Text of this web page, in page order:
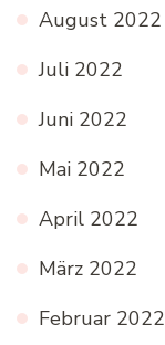
August 2022
Juli 2022
Juni 2022
Mai 2022
April 2022
März 2022
Februar 2022